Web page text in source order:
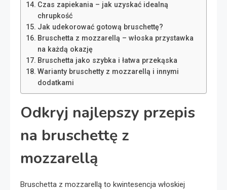
Czas zapiekania – jak uzyskać idealną
chrupkość
Jak udekorować gotową bruschettę?
Bruschetta z mozzarellą – włoska przystawka
na każdą okazję
Bruschetta jako szybka i łatwa przekąska
Warianty bruschetty z mozzarellą i innymi
dodatkami
Odkryj najlepszy przepis
na bruschettę z
mozzarellą
Bruschetta z mozzarellą to kwintesencja włoskiej